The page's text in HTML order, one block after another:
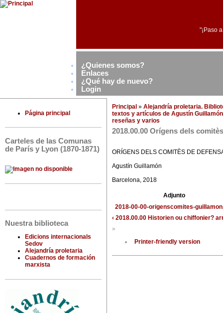
"¡Paso
¿Quienes somos?
Enlaces
¿Qué hay de nuevo?
Login
Página principal
Carteles de las Comunas
de París y Lyon (1870-1871)
Nuestra biblioteca
Edicions internacionals
Sedov
Alejandría proletaria
Cuadernos de formación
marxista
Principal » Alejandría proletaria.
textos y artículos de Agustín Guillamón
reseñas y varios
2018.00.00 Orígens dels
ORÍGENS DELS COMITÈS DE
Agustín Guillamón
Barcelona, 2018
Adjunto
2018-00-00-origenscomites-
‹ 2018.00.00 Historien ou chiffonier?
»
Printer-friendly version